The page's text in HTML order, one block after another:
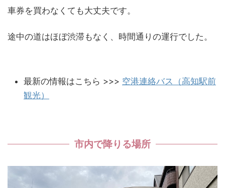
車券を買わなくても大丈夫です。
途中の道はほぼ渋滞もなく、時間通りの運行でした。
最新の情報はこちら >>> 空港連絡バス（高知駅前
観光）
市内で降りる場所